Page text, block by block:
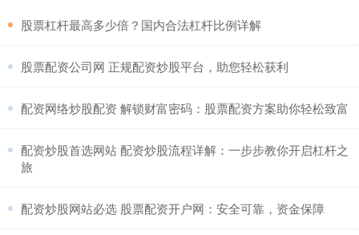
​股票杠杆最高多少倍？国内合法杠杆比例详解
​股票配资公司网 正规配资炒股平台，助您轻松获利
​配资网络炒股配资 解锁财富密码：股票配资方案助你轻松致富
​配资炒股首选网站 配资炒股流程详解：一步步教你开启杠杆之
旅
​配资炒股网站必选 股票配资开户网：安全可靠，资金保障